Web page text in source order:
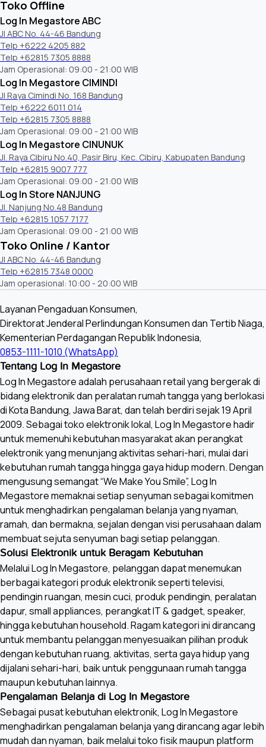
Toko Offline
Log In Megastore ABC
Jl ABC No. 44-46 Bandung
Telp +6222 4205 882
Telp +62815 7305 8888
Jam Operasional: 09:00 - 21:00 WIB
Log In Megastore CIMINDI
Jl Raya Cimindi No. 168 Bandung
Telp +6222 6011 014
Telp +62815 7305 8888
Jam Operasional: 09:00 - 21:00 WIB
Log In Megastore CINUNUK
Jl. Raya Cibiru No.40, Pasir Biru, Kec. Cibiru, Kabupaten Bandung
Telp +62815 9007 777
Jam Operasional: 09:00 - 21:00 WIB
Log In Store NANJUNG
Jl. Nanjung No.48 Bandung
Telp +62815 1057 7177
Jam Operasional: 09:00 - 21:00 WIB
Toko Online / Kantor
Jl ABC No. 44-46 Bandung
Telp +62815 7348 0000
Jam operasional: 10:00 - 20:00 WIB
Layanan Pengaduan Konsumen,
Direktorat Jenderal Perlindungan Konsumen dan Tertib Niaga,
Kementerian Perdagangan Republik Indonesia,
0853-1111-1010 (WhatsApp)
Tentang Log In Megastore
Log In Megastore adalah perusahaan retail yang bergerak di
bidang elektronik dan peralatan rumah tangga yang berlokasi
di Kota Bandung, Jawa Barat, dan telah berdiri sejak 19 April
2009. Sebagai toko elektronik lokal, Log In Megastore hadir
untuk memenuhi kebutuhan masyarakat akan perangkat
elektronik yang menunjang aktivitas sehari-hari, mulai dari
kebutuhan rumah tangga hingga gaya hidup modern. Dengan
mengusung semangat “We Make You Smile”, Log In
Megastore memaknai setiap senyuman sebagai komitmen
untuk menghadirkan pengalaman belanja yang nyaman,
ramah, dan bermakna, sejalan dengan visi perusahaan dalam
membuat sejuta senyuman bagi setiap pelanggan.
Solusi Elektronik untuk Beragam Kebutuhan
Melalui Log In Megastore, pelanggan dapat menemukan
berbagai kategori produk elektronik seperti televisi,
pendingin ruangan, mesin cuci, produk pendingin, peralatan
dapur, small appliances, perangkat IT & gadget, speaker,
hingga kebutuhan household. Ragam kategori ini dirancang
untuk membantu pelanggan menyesuaikan pilihan produk
dengan kebutuhan ruang, aktivitas, serta gaya hidup yang
dijalani sehari-hari, baik untuk penggunaan rumah tangga
maupun kebutuhan lainnya.
Pengalaman Belanja di Log In Megastore
Sebagai pusat kebutuhan elektronik, Log In Megastore
menghadirkan pengalaman belanja yang dirancang agar lebih
mudah dan nyaman, baik melalui toko fisik maupun platform